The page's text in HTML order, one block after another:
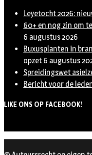
Leyetocht 2026:
60+ en nog zin om
6 augustus 2026
Buxusplanten in
opzet 6 augustus
Spreidingswet
Bericht voor de
LIKE ONS OP FACEBOOK!